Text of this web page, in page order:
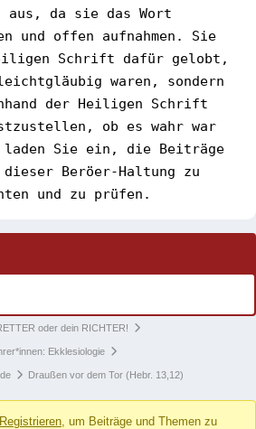
aus, da sie das Wort
und offen aufnahmen. Sie
Schrift dafür gelobt,
waren, sondern
der Heiligen Schrift
ob es wahr war
Sie ein, die Beiträge
dieser Beröer-Haltung zu
und zu prüfen.
oder dein RICHTER!
Ekklesiologie
Draußen vor dem Tor (Hebr. 13,12)
Registrieren , um Beiträge und Themen zu